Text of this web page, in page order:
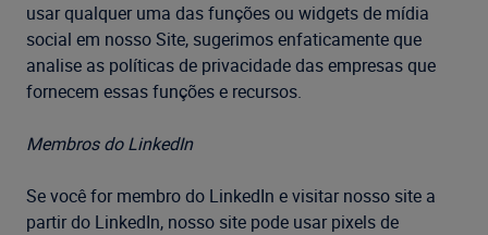
usar qualquer uma das funções ou widgets de mídia
social em nosso Site, sugerimos enfaticamente que
analise as políticas de privacidade das empresas que
fornecem essas funções e recursos.
Membros do LinkedIn
Se você for membro do LinkedIn e visitar nosso site a
partir do LinkedIn, nosso site pode usar pixels de